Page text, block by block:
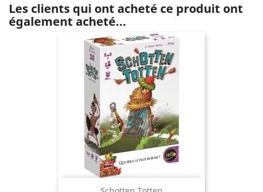
Les clients qui ont acheté ce produit ont
également acheté...